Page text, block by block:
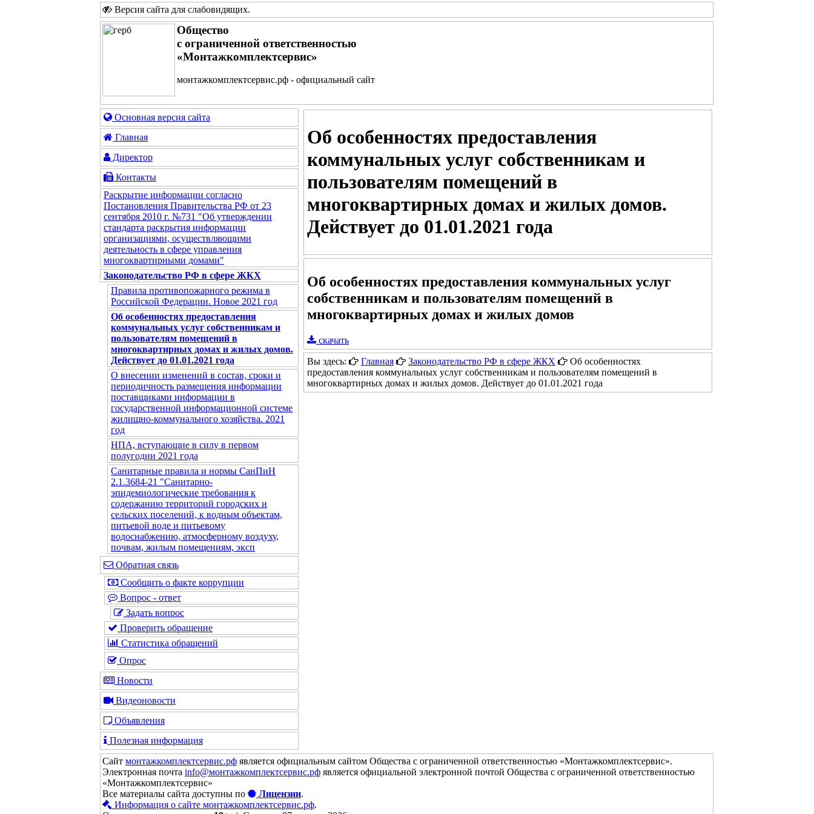
Версия сайта для слабовидящих.
Общество
с ограниченной ответственностью
«Монтажкомплектсервис»
монтажкомплектсервис.рф - официальный сайт
Основная версия сайта
Главная
Директор
Контакты
Раскрытие информации согласно
Постановления Правительства РФ от 23
сентября 2010 г. №731 "Об утверждении
стандарта раскрытия информации
организациями, осуществляющими
деятельность в сфере управления
многоквартирными домами"
Законодательство РФ в сфере ЖКХ
Правила противопожарного режима в
Российской Федерации. Новое 2021 год
Об особенностях предоставления
коммунальных услуг собственникам и
пользователям помещений в
многоквартирных домах и жилых домов.
Действует до 01.01.2021 года
О внесении изменений в состав, сроки и
периодичность размещения информации
поставщиками информации в
государственной информационной системе
жилищно-коммунального хозяйства. 2021
год
НПА, вступающие в силу в первом
полугодии 2021 года
Санитарные правила и нормы СанПиН
2.1.3684-21 "Санитарно-
эпидемиологические требования к
содержанию территорий городских и
сельских поселений, к водным объектам,
питьевой воде и питьевому
водоснабжению, атмосферному воздуху,
почвам, жилым помещениям, эксп
Обратная связь
Сообщить о факте коррупции
Вопрос - ответ
Задать вопрос
Проверить обращение
Статистика обращений
Опрос
Новости
Видеоновости
Объявления
Полезная информация
Об особенностях предоставления
коммунальных услуг собственникам и
пользователям помещений в
многоквартирных домах и жилых домов.
Действует до 01.01.2021 года
Об особенностях предоставления коммунальных услуг
собственникам и пользователям помещений в
многоквартирных домах и жилых домов
скачать
Вы здесь: Главная Законодательство РФ в сфере ЖКХ
Об особенностях
предоставления коммунальных услуг собственникам и пользователям помещений в
многоквартирных домах и жилых домов. Действует до 01.01.2021 года
Сайт монтажкомплектсервис.рф является официальным сайтом Общества с ограниченной ответственностью «Монтажкомплектсервис».
Электронная почта info@монтажкомплектсервис.рф является официальной электронной почтой Общества с ограниченной ответственностью
«Монтажкомплектсервис»
Все материалы сайта доступны по
Лицензии.
Информация о сайте монтажкомплектсервис.рф.